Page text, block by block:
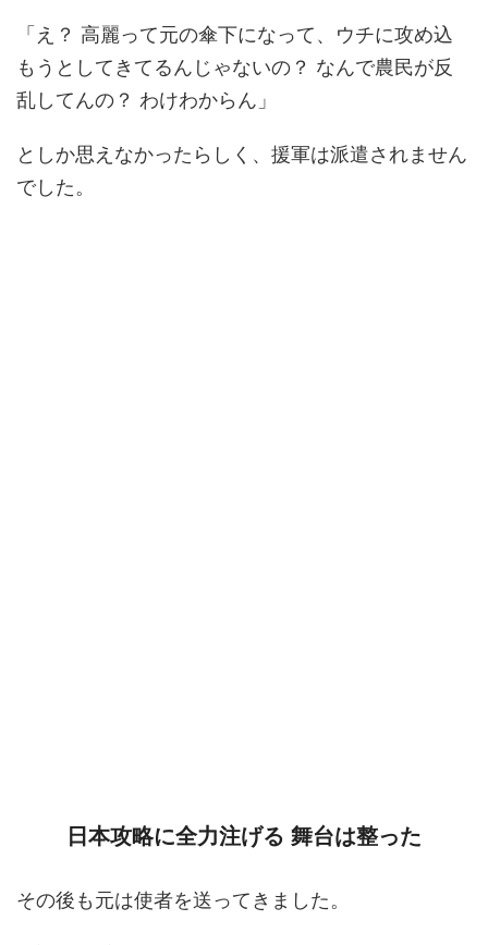
「え？ 高麗って元の傘下になって、ウチに攻め込
もうとしてきてるんじゃないの？ なんで農民が反
乱してんの？ わけわからん」
としか思えなかったらしく、援軍は派遣されません
でした。
日本攻略に全力注げる 舞台は整った
その後も元は使者を送ってきました。